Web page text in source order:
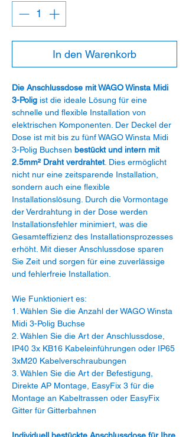
In den Warenkorb
Die Anschlussdose mit WAGO Winsta Midi
3-Polig ist die ideale Lösung für eine
schnelle und flexible Installation von
elektrischen Komponenten. Der Deckel der
Dose ist mit bis zu fünf WAGO Winsta Midi
3-Polig Buchsen bestückt und intern mit
2.5mm² Draht verdrahtet. Dies ermöglicht
nicht nur eine zeitsparende Installation,
sondern auch eine flexible
Installationslösung. Durch die Vormontage
der Verdrahtung in der Dose werden
Installationsfehler minimiert, was die
Gesamteffizienz des Installationsprozesses
erhöht. Mit dieser Anschlussdose sparen
Sie Zeit und sorgen für eine zuverlässige
und fehlerfreie Installation.
Wie Funktioniert es:
1. Wählen Sie die Anzahl der WAGO Winsta
Midi 3-Polig Buchse
2. Wählen Sie die Art der Anschlussdose,
IP40 3x KB16 Kabeleinführungen oder IP65
3xM20 Kabelverschraubungen
3. Wählen Sie die Art der Befestigung,
Direkte AP Montage, EasyFix 3 für die
Montage an Kabeltrassen oder EasyFix
Gitter für Gitterbahnen
Individuell bestückte Anschlussdose für Ihre